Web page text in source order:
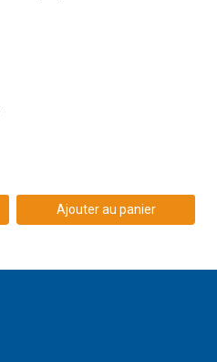
Ajouter au panier